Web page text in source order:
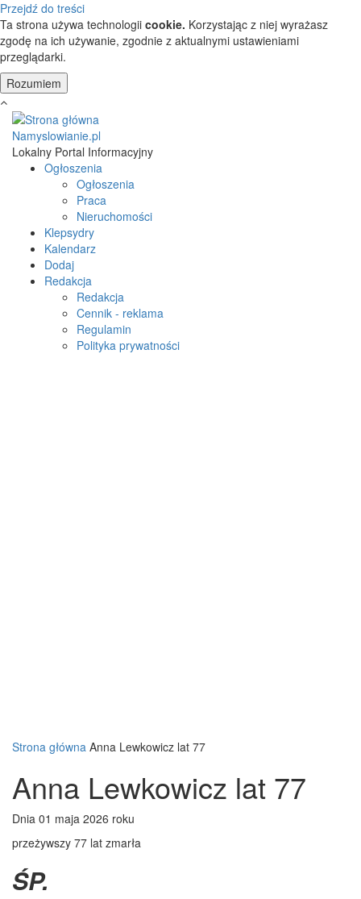
Przejdź do treści
Ta strona używa technologii cookie. Korzystając z niej wyrażasz
zgodę na ich używanie, zgodnie z aktualnymi ustawieniami
przeglądarki.
Namyslowianie.pl
Lokalny Portal Informacyjny
Ogłoszenia
Ogłoszenia
Praca
Nieruchomości
Klepsydry
Kalendarz
Dodaj
Redakcja
Redakcja
Cennik - reklama
Regulamin
Polityka prywatności
Strona główna Anna Lewkowicz lat 77
Anna Lewkowicz lat 77
Dnia 01 maja 2026 roku
przeżywszy 77 lat zmarła
ŚP.